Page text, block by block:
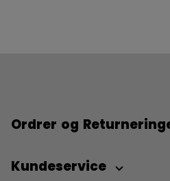
Ordrer og
Kundeservice